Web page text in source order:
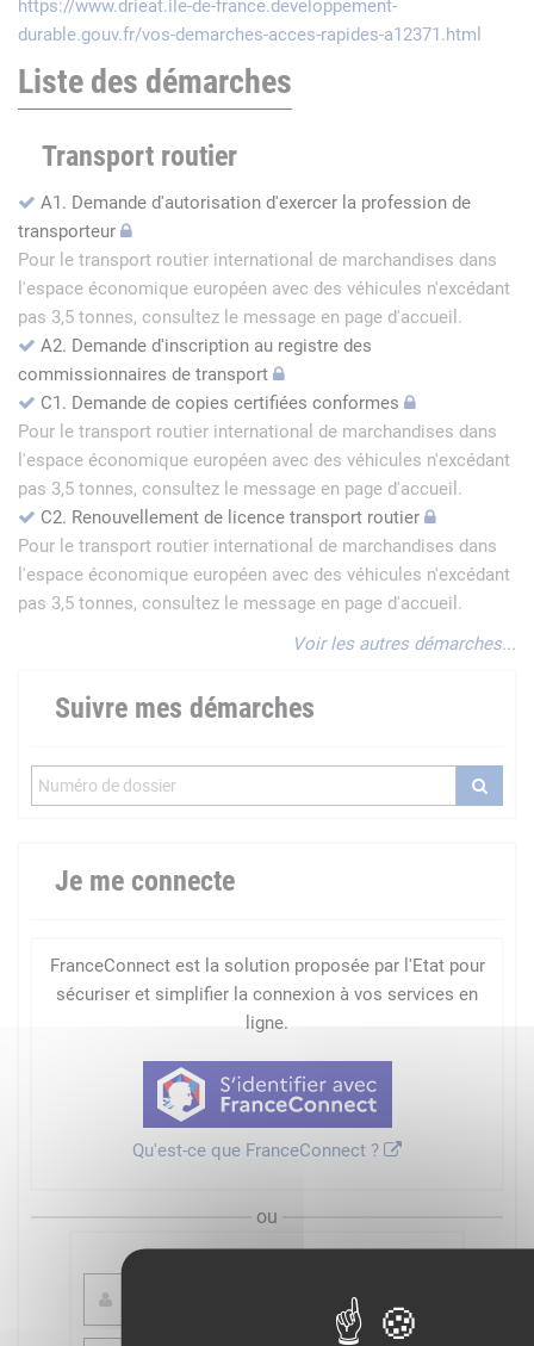
https://www.drieat.ile-de-france.developpement-
durable.gouv.fr/vos-demarches-acces-rapides-a12371.html
Liste des démarches
Transport routier
A1. Demande d'autorisation d'exercer la profession de
transporteur
Pour le transport routier international de marchandises dans
l'espace économique européen avec des véhicules n'excédant
pas 3,5 tonnes, consultez le message en page d'accueil.
A2. Demande d'inscription au registre des
commissionnaires de transport
C1. Demande de copies certifiées conformes
Pour le transport routier international de marchandises dans
l'espace économique européen avec des véhicules n'excédant
pas 3,5 tonnes, consultez le message en page d'accueil.
C2. Renouvellement de licence transport routier
Pour le transport routier international de marchandises dans
l'espace économique européen avec des véhicules n'excédant
pas 3,5 tonnes, consultez le message en page d'accueil.
Voir les autres démarches...
Suivre mes démarches
Je me connecte
FranceConnect est la solution proposée par l'Etat pour
sécuriser et simplifier la connexion à vos services en
ligne.
Qu'est-ce que FranceConnect ?
ou